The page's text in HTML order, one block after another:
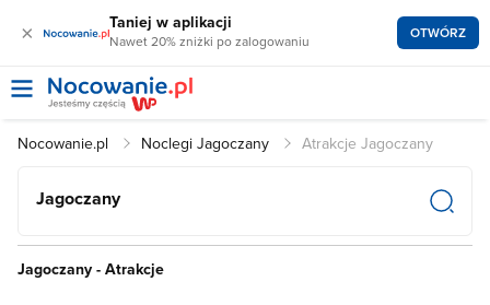
× Taniej w aplikacji
Nawet 20% zniżki po zalogowaniu OTWÓRZ
Nocowanie.pl Noclegi Jagoczany Atrakcje Jagoczany
Jagoczany
Jagoczany - Atrakcje